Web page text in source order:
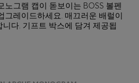
노그램 캡이 돋보이는 BOSS 볼펜
그레이드하세요. 매끄러운 배럴이
다. 기프트 박스에 담겨 제공됩